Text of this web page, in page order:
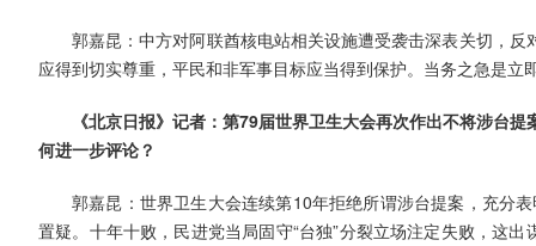
郭嘉昆：中方对阿联酋核电站相关设施遭受袭击深表关切，
应得到切实尊重，平民和非军事目标应当得到保护。当务之急是
《北京日报》记者：第79届世界卫生大会再次作出不将涉台
何进一步评论？
郭嘉昆：世界卫生大会连续第10年拒绝所谓涉台提案，充分
置疑。十年十败，民进党当局固守“台独”分裂立场注定失败，这